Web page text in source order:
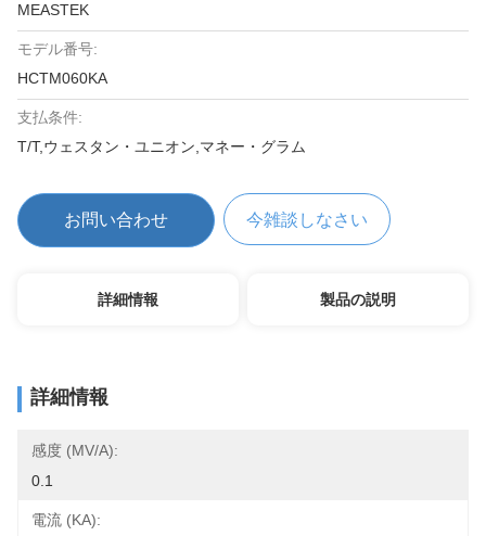
MEASTEK
モデル番号:
HCTM060KA
支払条件:
T/T,ウェスタン・ユニオン,マネー・グラム
お問い合わせ 今雑談しなさい
詳細情報 製品の説明
詳細情報
感度 (mV/A):
0.1
電流 (KA):